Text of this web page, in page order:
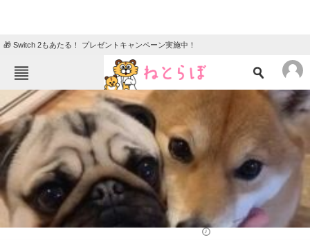
🎁 Switch 2もあたる！ プレゼントキャンペーン実施中！
ねとらぼメニュー
TOP
エンタメ クイズ
グルメ 地域
住まい 教育・育児
リサーチ